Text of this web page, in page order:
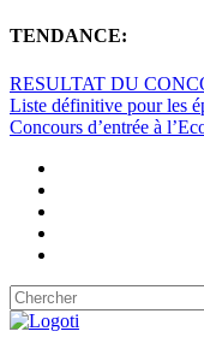
TENDANCE:
RESULTAT DU
Liste définitive pour les
Concours d’entrée à